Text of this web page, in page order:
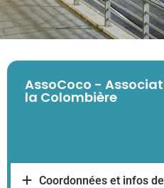
AssoCoco -
la Colombière
Coordonnées et infos